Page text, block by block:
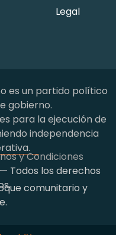
Legal
es un partido político
gobierno.
para la ejecución de
independencia
y Condiciones
Todos los derechos
comunitario y